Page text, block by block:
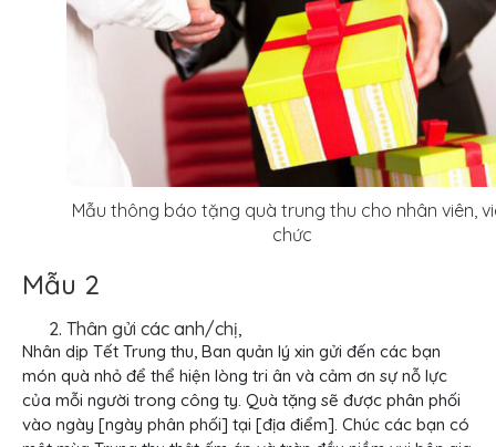
Mẫu thông báo tặng quà trung thu cho nhân viên,
chức
Mẫu 2
Thân gửi các anh/chị,
Nhân dịp Tết Trung thu, Ban quản lý xin gửi đến các bạn
món quà nhỏ để thể hiện lòng tri ân và cảm ơn sự nỗ lực
của mỗi người trong công ty. Quà tặng sẽ được phân phối
vào ngày [ngày phân phối] tại [địa điểm]. Chúc các bạn có